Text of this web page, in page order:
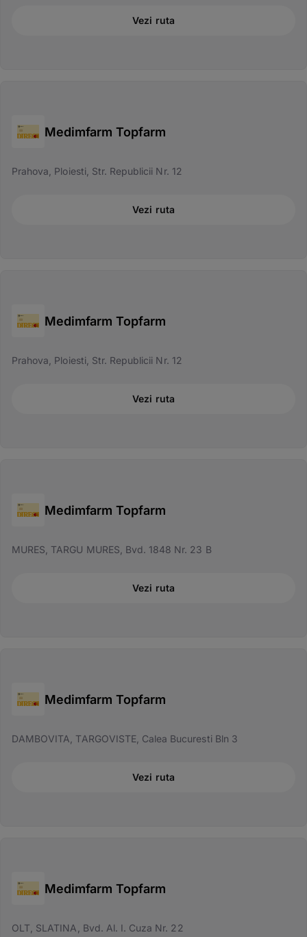
Vezi ruta
Medimfarm Topfarm
Prahova, Ploiesti, Str. Republicii Nr. 12
Vezi ruta
Medimfarm Topfarm
Prahova, Ploiesti, Str. Republicii Nr. 12
Vezi ruta
Medimfarm Topfarm
MURES, TARGU MURES, Bvd. 1848 Nr. 23 B
Vezi ruta
Medimfarm Topfarm
DAMBOVITA, TARGOVISTE, Calea Bucuresti Bln 3
Vezi ruta
Medimfarm Topfarm
OLT, SLATINA, Bvd. Al. I. Cuza Nr. 22